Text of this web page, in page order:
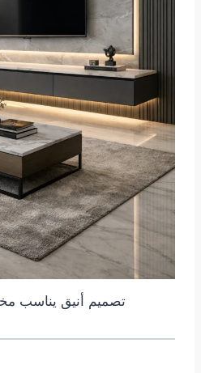
تصميم أنيق يناسب